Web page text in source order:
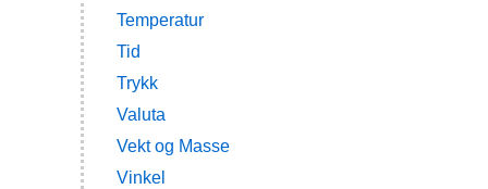
Temperatur
Tid
Trykk
Valuta
Vekt og Masse
Vinkel